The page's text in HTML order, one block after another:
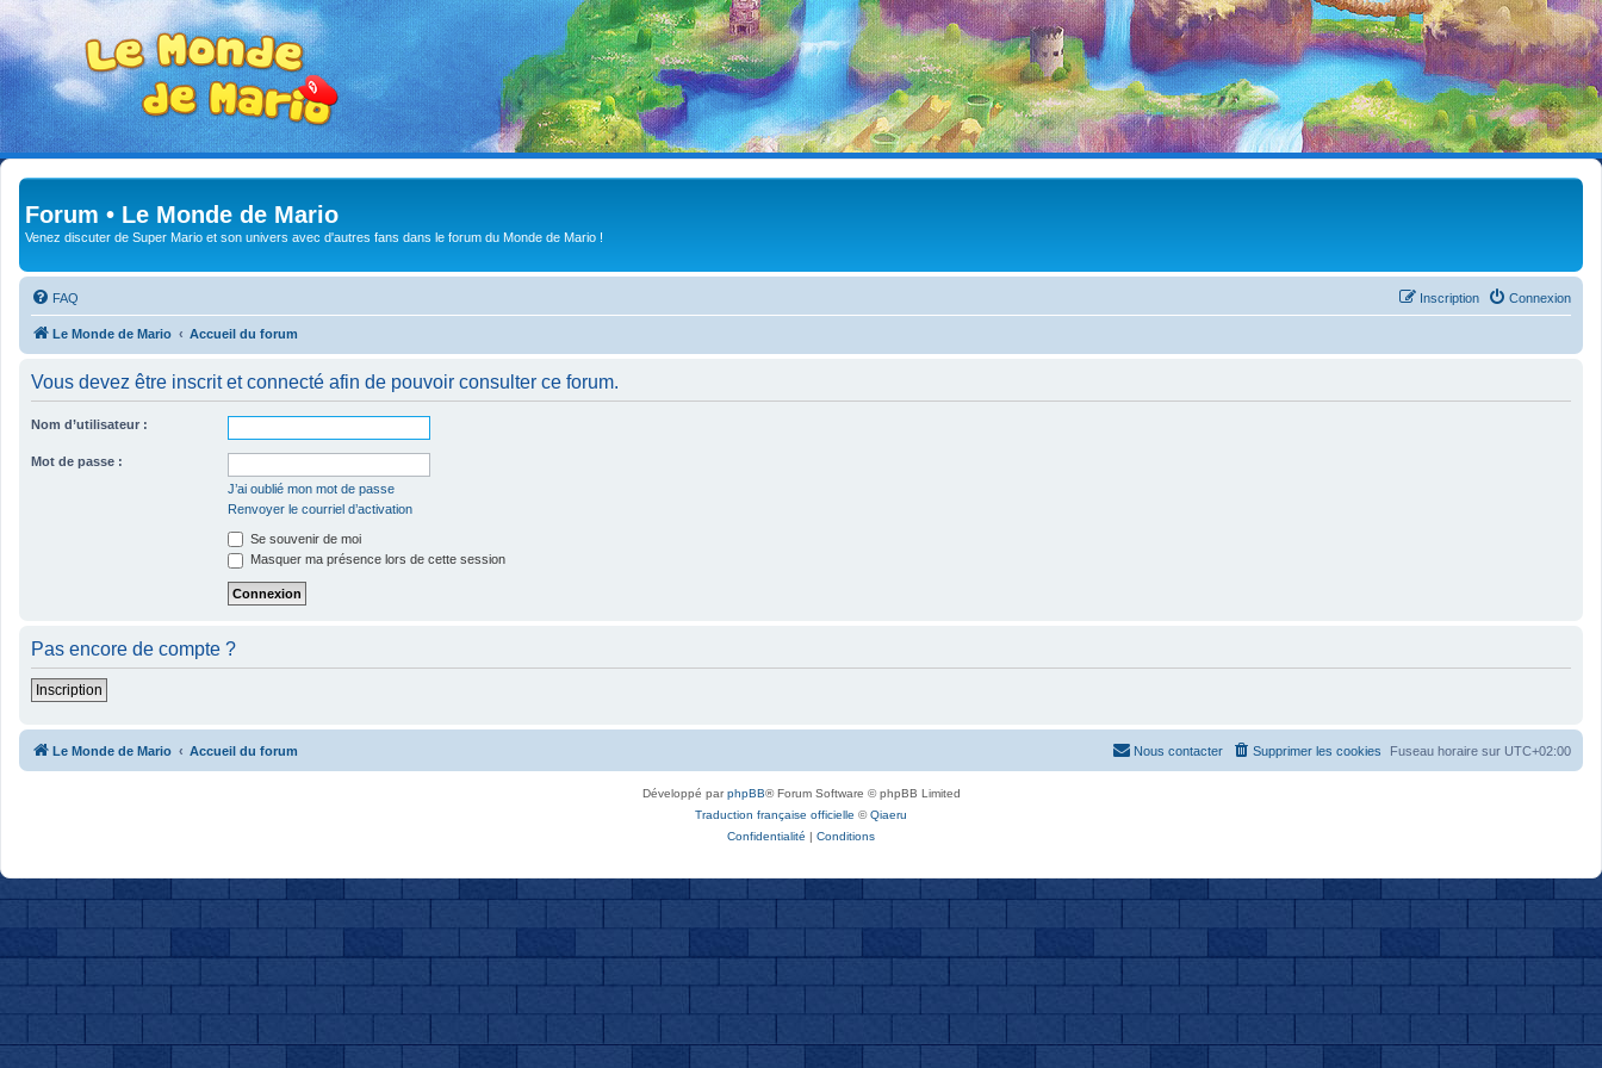
Forum • Le Monde de Mario
Venez discuter de Super Mario et son univers avec d'autres fans dans le forum du Monde de Mario !
FAQ Connexion
Inscription
Le Monde de Mario Accueil du forum
Vous devez être inscrit et connecté afin de pouvoir consulter ce forum.
Nom d’utilisateur :
Mot de passe :
J’ai oublié mon mot de passe
Renvoyer le courriel d’activation
Se souvenir de moi
Masquer ma présence lors de cette session
Pas encore de compte ?
Inscription
Le Monde de Mario Accueil du forum Fuseau horaire sur UTC+02:00
Supprimer les cookies
Nous contacter
Développé parphpBB® Forum Software © phpBB Limited
Traduction française officielle ©Qiaeru
Confidentialité | Conditions